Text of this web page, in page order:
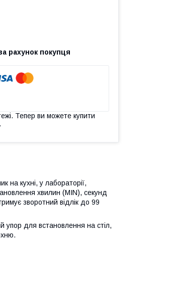
рахунок покупця
Тепер ви можете купити
на кухні, у лабораторії,
хвилин (MIN), секунд
зворотний відлік до 99
упор для встановлення на стіл,